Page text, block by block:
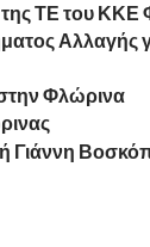
ΤΕ του ΚΚΕ
Αλλαγής
Φλώρινα
Γιάννη